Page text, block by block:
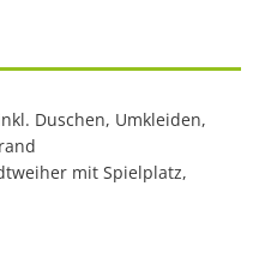
Duschen, Umkleiden,
mit Spielplatz,